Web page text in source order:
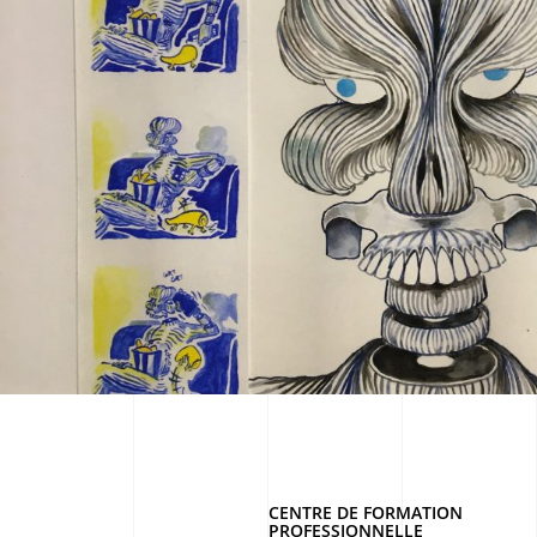
CENTRE DE FORMATION
PROFESSIONNELLE